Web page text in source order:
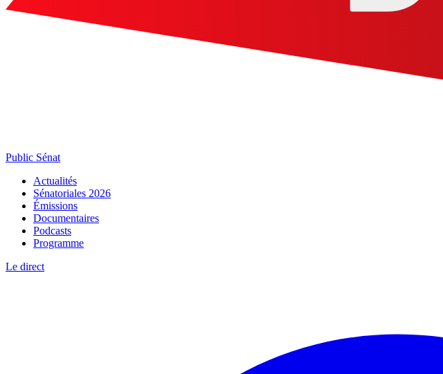
Public Sénat
Actualités
Sénatoriales 2026
Émissions
Documentaires
Podcasts
Programme
Le direct